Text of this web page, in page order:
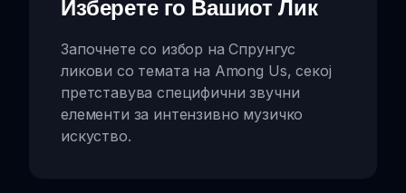
Изберете го Вашиот Лик
Започнете со избор на Спрунгус
ликови со темата на Among Us, секој
претставува специфични звучни
елементи за интензивно музичко
искуство.